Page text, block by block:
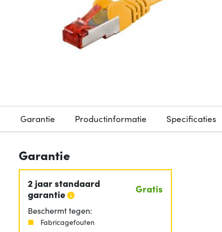
Garantie Productinformatie Specificaties
Garantie
2 jaar standaard
garantie
Gratis
Beschermt tegen:
Fabricagefouten